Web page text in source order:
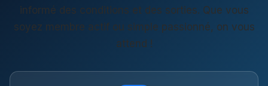
informé des conditions et des sorties. Que vous
soyez membre actif ou simple passionné, on vous
attend !